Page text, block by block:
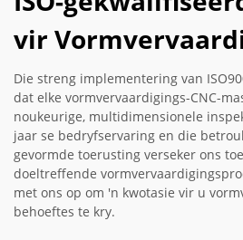
vir
Die streng implementering van
dat elke vormvervaardigings-CNC-
noukeurige, multidimensionele
jaar se bedryfservaring en die
gevormde toerusting verseker ons
doeltreffende
met ons op om 'n kwotasie vir u
behoeftes te kry.